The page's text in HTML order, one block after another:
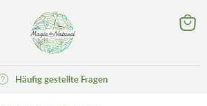
Häufig gestellte Fragen